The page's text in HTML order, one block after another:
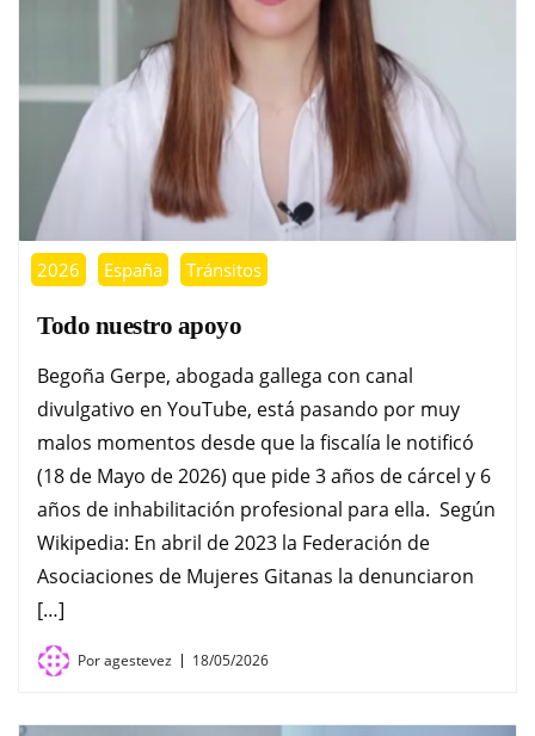
2026 España Tránsitos
Todo nuestro apoyo
Begoña Gerpe, abogada gallega con canal
divulgativo en YouTube, está pasando por muy
malos momentos desde que la fiscalía le notificó
(18 de Mayo de 2026) que pide 3 años de cárcel y 6
años de inhabilitación profesional para ella. Según
Wikipedia: En abril de 2023 la Federación de
Asociaciones de Mujeres Gitanas la denunciaron
[…]
Poragestevez 18/05/2026